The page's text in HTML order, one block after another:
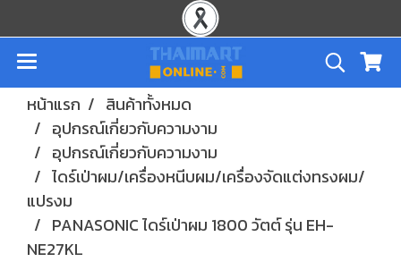
หน้าแรก
สินค้าทั้งหมด
อุปกรณ์เกี่ยวกับความงาม
อุปกรณ์เกี่ยวกับความงาม
ไดร์เป่าผม/เครื่องหนีบผม/เครื่องจัดแต่งทรงผม/
แปรงม
PANASONIC ไดร์เป่าผม 1800 วัตต์ รุ่น EH-
NE27KL